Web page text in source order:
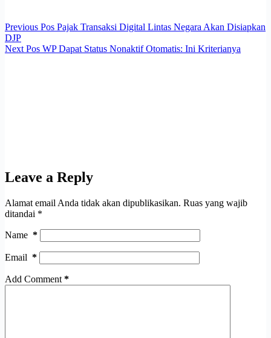
Previous Pos Pajak Transaksi Digital Lintas Negara Akan Disiapkan
DJP
NextPos WP Dapat Status Nonaktif Otomatis: Ini Kriterianya
Leave a Reply
Alamat email Anda tidak akan dipublikasikan. Ruas yang wajib
ditandai *
Name *
Email *
Add Comment *